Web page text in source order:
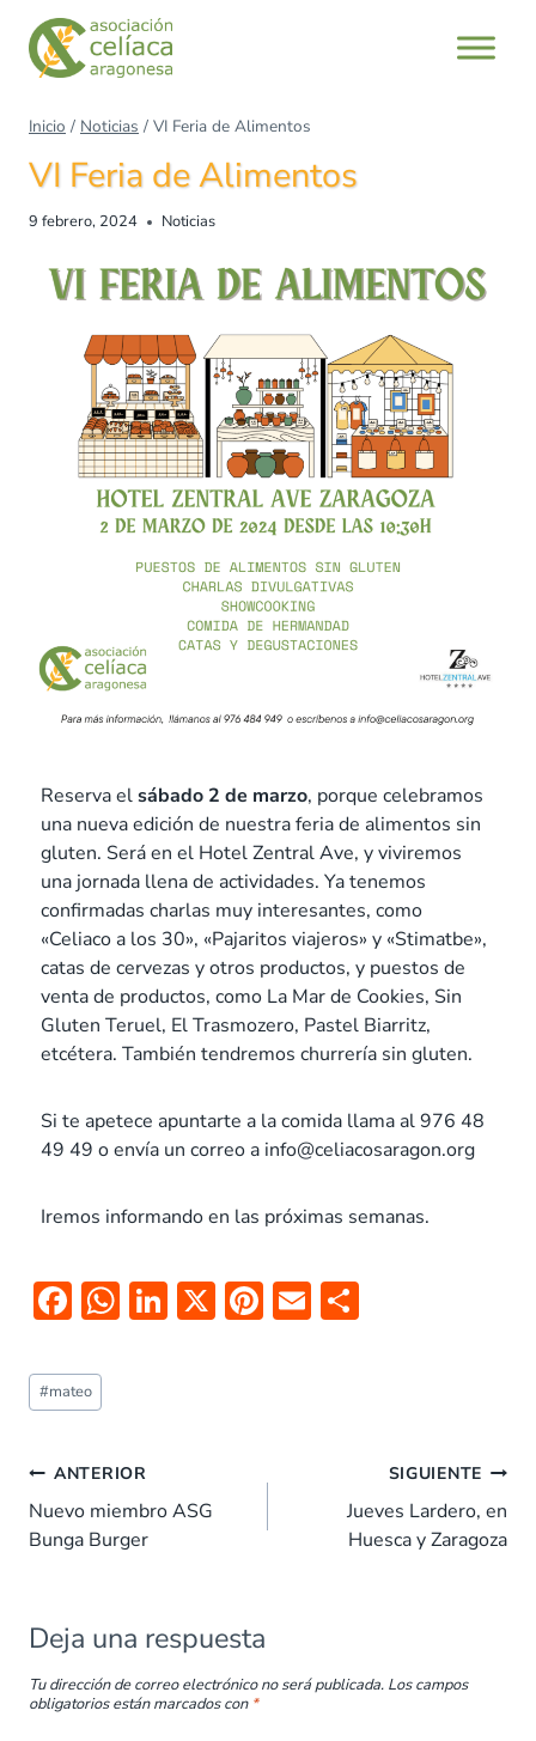
Inicio / Noticias / VI Feria de Alimentos
VI Feria de Alimentos
9 febrero, 2024 Noticias
Reserva elsábado 2 de marzo, porque celebramos
una nueva edición de nuestra feria de alimentos sin
gluten. Será en el Hotel Zentral Ave, y viviremos
una jornada llena de actividades. Ya tenemos
confirmadas charlas muy interesantes, como
«Celiaco a los 30», «Pajaritos viajeros» y «Stimatbe»,
catas de cervezas y otros productos, y puestos de
venta de productos, como La Mar de Cookies, Sin
Gluten Teruel, El Trasmozero, Pastel Biarritz,
etcétera. También tendremos churrería sin gluten.
Si te apetece apuntarte a la comida llama al 976 48
49 49 o envía un correo a info@celiacosaragon.org
Iremos informando en las próximas semanas.
F
e
b
o
o
k
W
A
p
p
Li
n
X Pi E
ar
tir
#mateo
ANTERIOR
Nuevo miembro ASG
Bunga Burger
SIGUIENTE
Jueves Lardero, en
Huesca y Zaragoza
Deja una respuesta
Tu dirección de correo electrónico no será publicada. Los campos
obligatorios están marcados con *